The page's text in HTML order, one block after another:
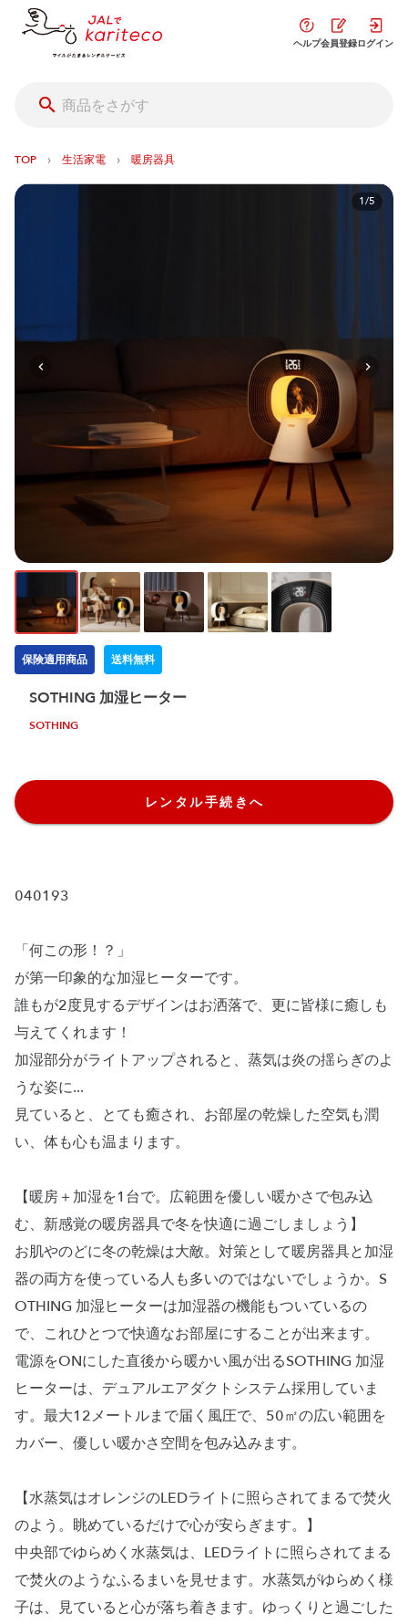
ヘルプ会員登録ログイン
TOP › 生活家電 › 暖房器具
1/5
保険適用商品 送料無料
SOTHING 加湿ヒーター
SOTHING
レンタル手続きへ
040193
「何この形！？」
が第一印象的な加湿ヒーターです。
誰もが2度見するデザインはお洒落で、更に皆様に癒しも
与えてくれます！
加湿部分がライトアップされると、蒸気は炎の揺らぎのよ
うな姿に...
見ていると、とても癒され、お部屋の乾燥した空気も潤
い、体も心も温まります。
【暖房＋加湿を1台で。広範囲を優しい暖かさで包み込
む、新感覚の暖房器具で冬を快適に過ごしましょう】
お肌やのどに冬の乾燥は大敵。対策として暖房器具と加湿
器の両方を使っている人も多いのではないでしょうか。S
OTHING 加湿ヒーターは加湿器の機能もついているの
で、これひとつで快適なお部屋にすることが出来ます。
電源をONにした直後から暖かい風が出るSOTHING 加湿
ヒーターは、デュアルエアダクトシステム採用していま
す。最大12メートルまで届く風圧で、50㎡の広い範囲を
カバー、優しい暖かさ空間を包み込みます。
【水蒸気はオレンジのLEDライトに照らされてまるで焚火
のよう。眺めているだけで心が安らぎます。】
中央部でゆらめく水蒸気は、LEDライトに照らされてまる
で焚火のようなふるまいを見せます。水蒸気がゆらめく様
子は、見ていると心が落ち着きます。ゆっくりと過ごした